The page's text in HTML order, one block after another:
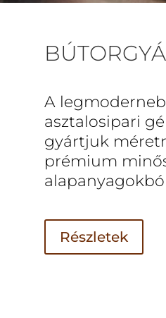
A
asztalosipari
gyártjuk
prémium
Részletek